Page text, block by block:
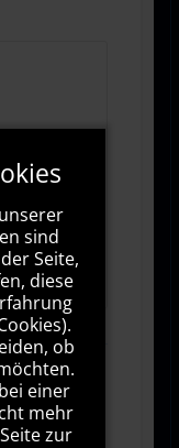
Zeichen übrig
sind
Seite,
diese
ob
einer
mehr
zur